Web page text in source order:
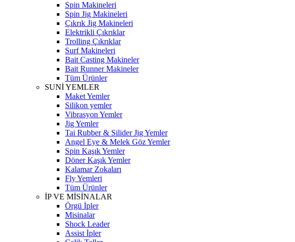
Spin Makineleri
Spin Jig Makineleri
Çıkrık Jig Makineleri
Elektrikli Çıkrıklar
Trolling Çıkrıklar
Surf Makineleri
Bait Casting Makineler
Bait Runner Makineler
Tüm Ürünler
SUNİ YEMLER
Maket Yemler
Silikon yemler
Vibrasyon Yemler
Jig Yemler
Tai Rubber & Silider Jig Yemler
Angel Eye & Melek Göz Yemler
Spin Kaşık Yemler
Döner Kaşık Yemler
Kalamar Zokaları
Fly Yemleri
Tüm Ürünler
İP VE MİSİNALAR
Örgü İpler
Misinalar
Shock Leader
Assist İpler